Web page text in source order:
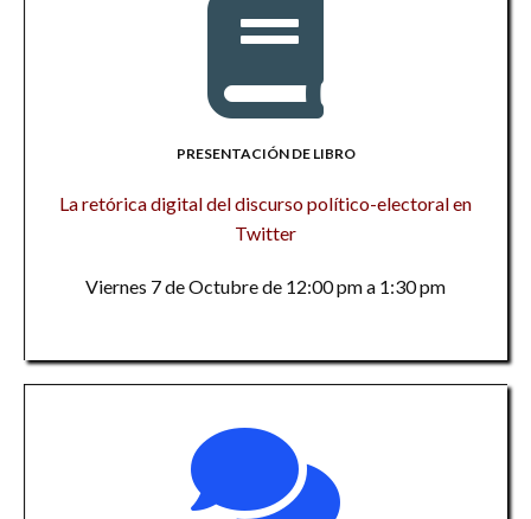
PRESENTACIÓN DE LIBRO
La retórica digital del discurso político-electoral en
Twitter
Viernes 7 de Octubre de 12:00 pm a 1:30 pm